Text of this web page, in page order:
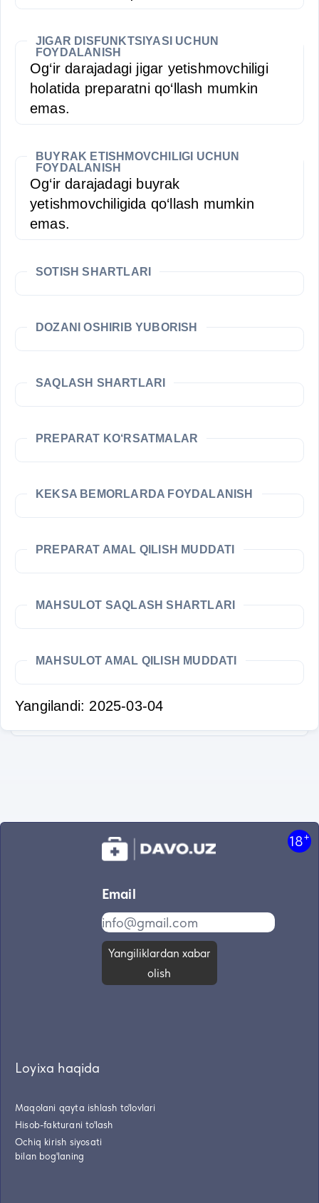
JIGAR DISFUNKTSIYASI UCHUN
FOYDALANISH
Og‘ir darajadagi jigar yetishmovchiligi
holatida preparatni qo‘llash mumkin
emas.
BUYRAK ETISHMOVCHILIGI UCHUN
FOYDALANISH
Og‘ir darajadagi buyrak
yetishmovchiligida qo‘llash mumkin
emas.
SOTISH SHARTLARI
DOZANI OSHIRIB YUBORISH
SAQLASH SHARTLARI
PREPARAT KO‘RSATMALAR
KEKSA BEMORLARDA FOYDALANISH
PREPARAT AMAL QILISH MUDDATI
MAHSULOT SAQLASH SHARTLARI
MAHSULOT AMAL QILISH MUDDATI
Yangilandi: 2025-03-04
18+
Email
Yangiliklardan xabar
olish
Loyixa haqida
Maqolani qayta ishlash to'lovlari
Hisob-fakturani to'lash
Ochiq kirish siyosati
bilan bog'laning